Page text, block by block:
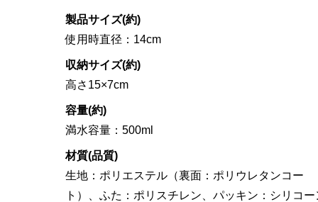
製品サイズ(約)
使用時直径：14cm
収納サイズ(約)
高さ15×7cm
容量(約)
満水容量：500ml
材質(品質)
生地：ポリエステル（裏面：ポリウレタンコー
ト）、ふた：ポリスチレン、パッキン：シリコー